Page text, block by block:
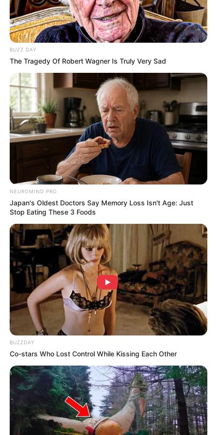
Imam Tanpa Makmum
BUZZ DAY
The Tragedy Of Robert Wagner Is Truly Very Sad
NEUROMIND PRO
Japan's Oldest Doctors Say Memory Loss Isn't Age: Just
Stop Eating These 3 Foods
BUZZDAY
Co-stars Who Lost Control While Kissing Each Other